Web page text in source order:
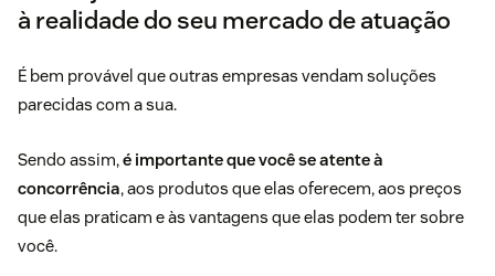
à realidade do seu mercado de atuação
É bem provável que outras empresas vendam soluções
parecidas com a sua.
Sendo assim,é importante que você se atente à
concorrência, aos produtos que elas oferecem, aos preços
que elas praticam e às vantagens que elas podem ter sobre
você.